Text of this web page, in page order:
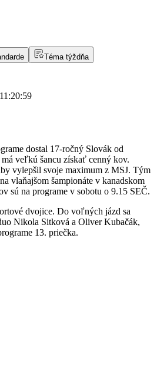
Téma týždňa
dostal 17-ročný Slovák od
veľkú šancu získať cenný kov.
vylepšil svoje maximum z MSJ. Tým
vlaňajšom šampionáte v kanadskom
sú na programe v sobotu o 9.15 SEČ.
dvojice. Do voľných jázd sa
Nikola Sitková a Oliver Kubačák,
13. priečka.